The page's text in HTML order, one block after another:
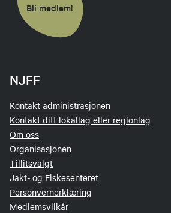
Bli medlem!
NJFF
Kontakt administrasjonen
Kontakt ditt lokallag eller regionlag
Om oss
Organisasjonen
Tillitsvalgt
Jakt- og Fiskesenteret
Personvernerklæring
Medlemsvilkår